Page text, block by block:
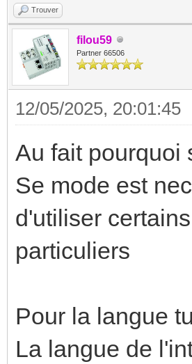
Trouver
filou59
Partner 66506
12/05/2025, 20:01:45
Au fait pourquoi
Se mode est
d'utiliser
particuliers
Pour la langue
La langue de